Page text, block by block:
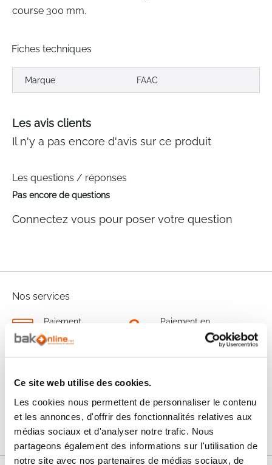
Ce site web utilise des cookies.
Les cookies nous permettent de personnaliser le contenu
et les annonces, d'offrir des fonctionnalités relatives aux
médias sociaux et d'analyser notre trafic. Nous
partageons également des informations sur l'utilisation de
notre site avec nos partenaires de médias sociaux, de
course 300 mm.
Fiches techniques
Marque FAAC
Les avis clients
Il n'y a pas encore d'avis sur ce produit
Les questions / réponses
Pas encore de questions
Connectez vous pour poser votre question
Nos services
Paiement
100% sécurisé
Paiement en
3x sans frais